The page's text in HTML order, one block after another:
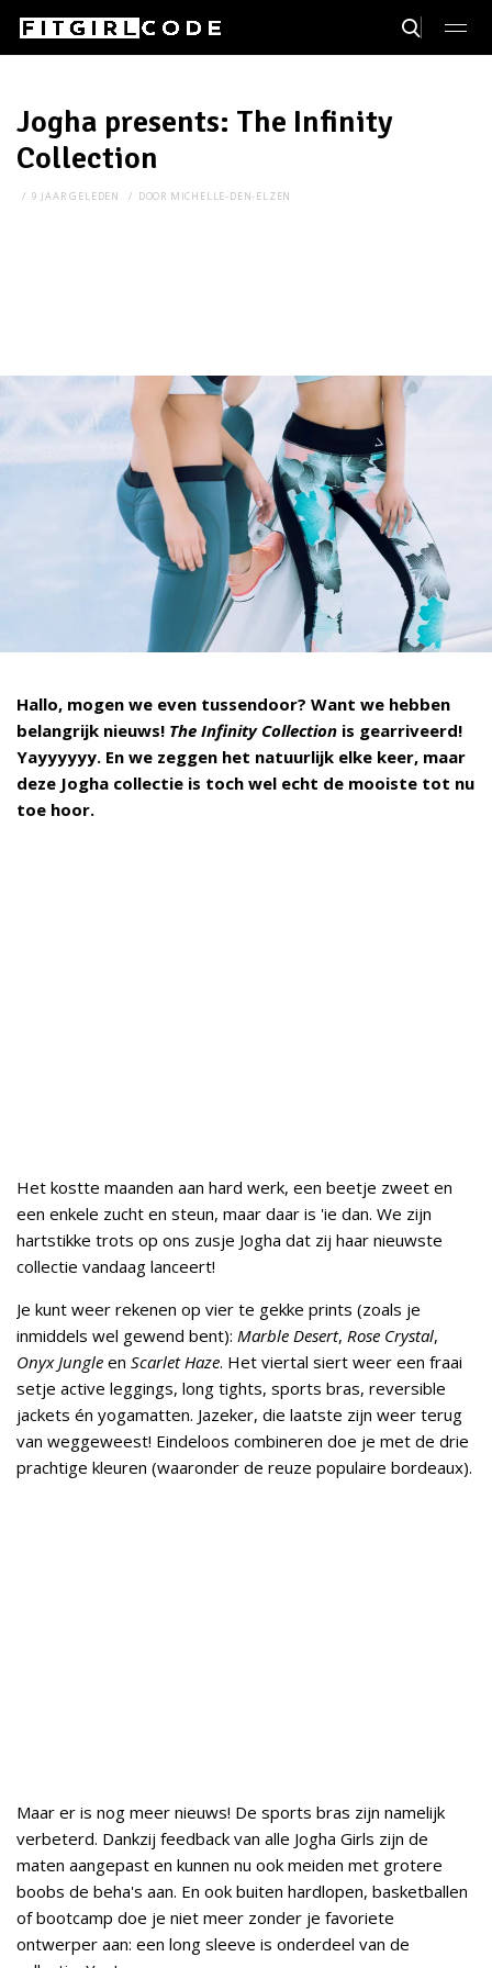
Jogha presents: The Infinity
Collection
9 JAAR GELEDEN DOOR MICHELLE-DEN-ELZEN
Hallo, mogen we even tussendoor? Want we hebben
belangrijk nieuws! The Infinity Collection is gearriveerd!
Yayyyyyy. En we zeggen het natuurlijk elke keer, maar
deze Jogha collectie is toch wel echt de mooiste tot nu
toe hoor.
Het kostte maanden aan hard werk, een beetje zweet en
een enkele zucht en steun, maar daar is 'ie dan. We zijn
hartstikke trots op ons zusje Jogha dat zij haar nieuwste
collectie vandaag lanceert!
Je kunt weer rekenen op vier te gekke prints (zoals je
inmiddels wel gewend bent): Marble Desert, Rose Crystal,
Onyx Jungle en Scarlet Haze. Het viertal siert weer een fraai
setje active leggings, long tights, sports bras, reversible
jackets én yogamatten. Jazeker, die laatste zijn weer terug
van weggeweest! Eindeloos combineren doe je met de drie
prachtige kleuren (waaronder de reuze populaire bordeaux).
Maar er is nog meer nieuws! De sports bras zijn namelijk
verbeterd. Dankzij feedback van alle Jogha Girls zijn de
maten aangepast en kunnen nu ook meiden met grotere
boobs de beha's aan. En ook buiten hardlopen, basketballen
of bootcamp doe je niet meer zonder je favoriete
ontwerper aan: een long sleeve is onderdeel van de